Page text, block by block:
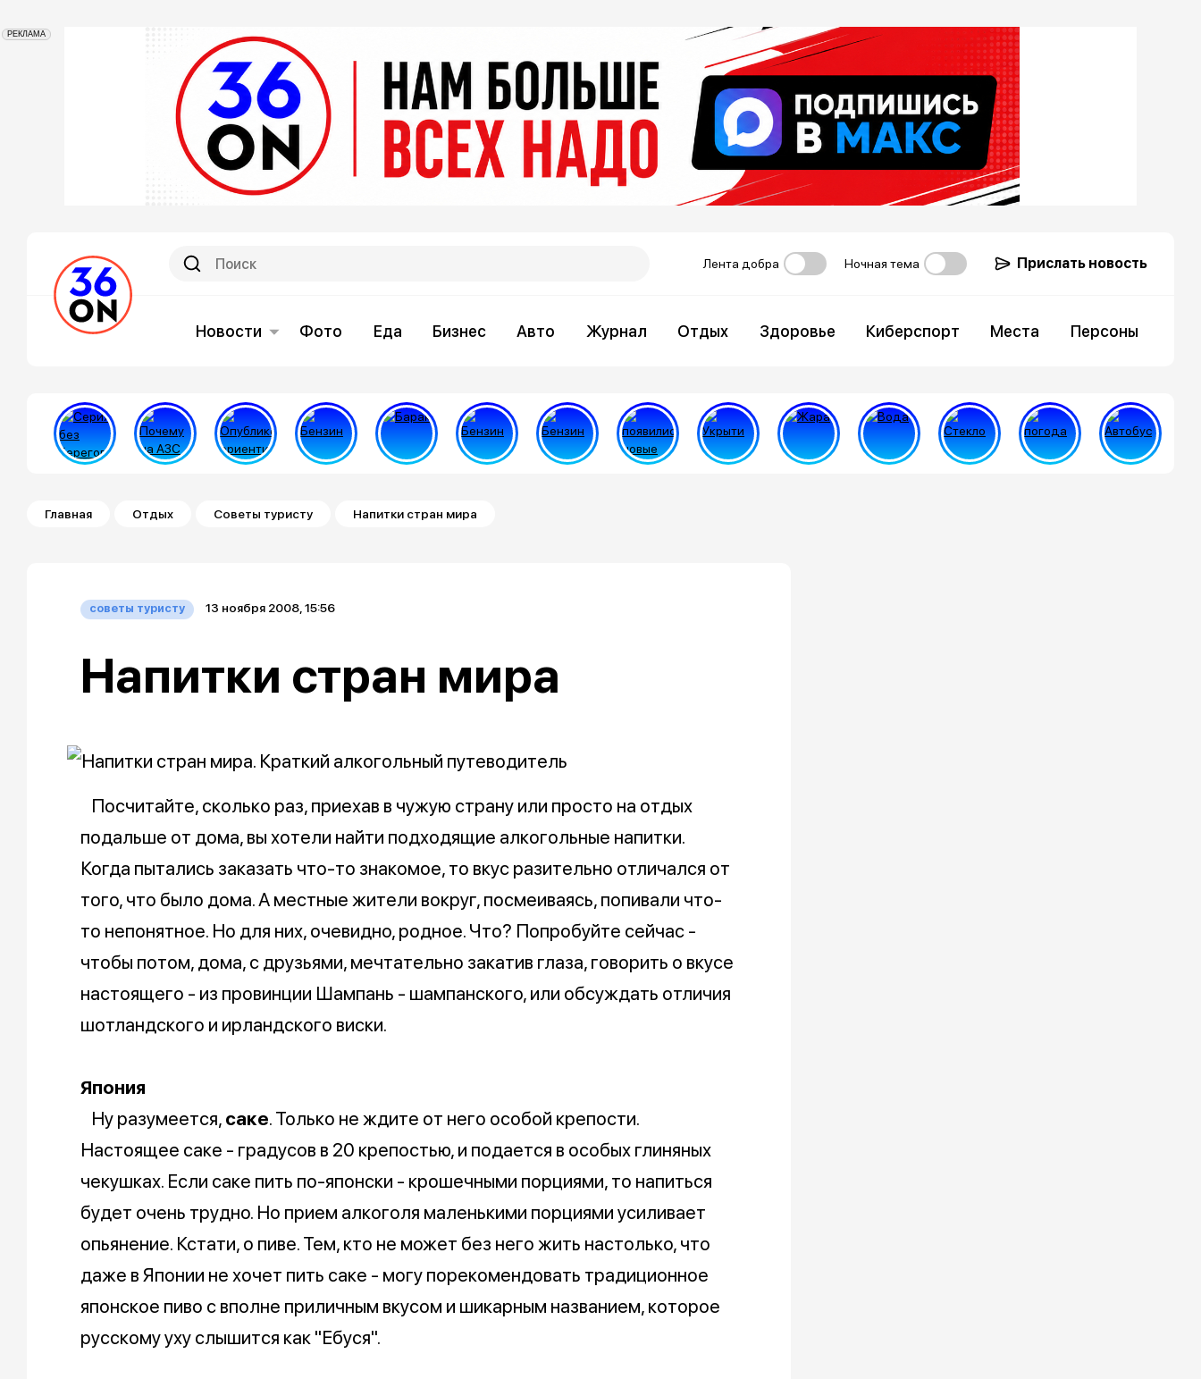
РЕКЛАМА
Лента добра Ночная тема Прислать новость
Новости Фото Еда Бизнес Авто Журнал Отдых Здоровье Киберспорт Места Персоны
Строка навигации
Главная Отдых Советы туристу Напитки стран мира
советы туристу 13 ноября 2008, 15:56
Напитки стран мира
Посчитайте, сколько раз, приехав в чужую страну или просто на отдых
подальше от дома, вы хотели найти подходящие алкогольные напитки.
Когда пытались заказать что-то знакомое, то вкус разительно отличался от
того, что было дома. А местные жители вокруг, посмеиваясь, попивали что-
то непонятное. Но для них, очевидно, родное. Что? Попробуйте сейчас -
чтобы потом, дома, с друзьями, мечтательно закатив глаза, говорить о вкусе
настоящего - из провинции Шампань - шампанского, или обсуждать отличия
шотландского и ирландского виски.
Япония
Ну разумеется, саке. Только не ждите от него особой крепости.
Настоящее саке - градусов в 20 крепостью, и подается в особых глиняных
чекушках. Если саке пить по-японски - крошечными порциями, то напиться
будет очень трудно. Но прием алкоголя маленькими порциями усиливает
опьянение. Кстати, о пиве. Тем, кто не может без него жить настолько, что
даже в Японии не хочет пить саке - могу порекомендовать традиционное
японское пиво с вполне приличным вкусом и шикарным названием, которое
русскому уху слышится как "Ебуся".